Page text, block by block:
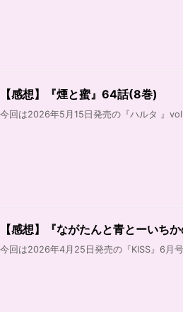
【感想】『煙と蜜』64話(8巻)
今回は2026年5月15日発売の『ハルタ 』
【感想】『ながたんと青とーいち
今回は2026年4月25日発売の『KISS』6月